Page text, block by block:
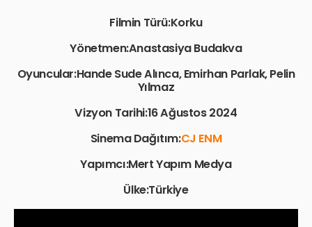
Filmin Türü:Korku
Yönetmen:Anastasiya Budakva
Oyuncular:Hande Sude Alınca, Emirhan Parlak, Pelin
Yılmaz
Vizyon Tarihi:16 Ağustos 2024
Sinema Dağıtım:CJ ENM
Yapımcı:Mert Yapım Medya
Ülke:Türkiye